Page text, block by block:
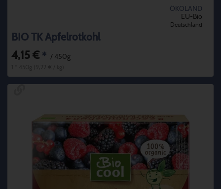
ÖKOLAND
EU-Bio
Deutschland
BIO TK Apfelrotkohl
4,15 € * / 450g